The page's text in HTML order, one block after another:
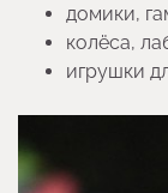
домики,
колёса,
игрушки